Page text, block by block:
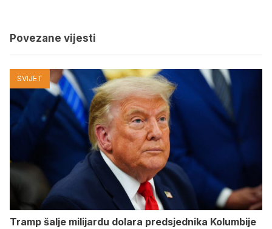
Povezane vijesti
SVIJET
Tramp šalje milijardu dolara predsjednika Kolumbije